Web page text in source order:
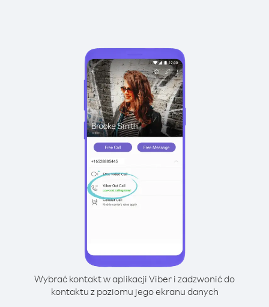
Wybrać kontakt w aplikacji Viber i zadzwonić do
kontaktu z poziomu jego ekranu danych